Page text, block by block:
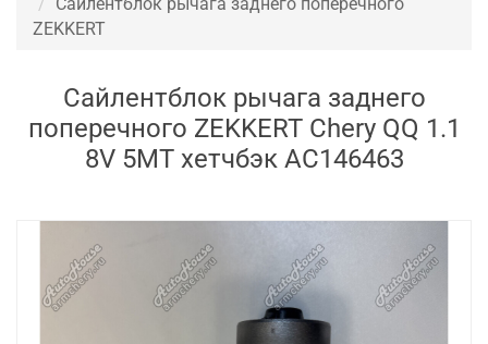
Сайлентблок рычага заднего поперечного
ZEKKERT
Сайлентблок рычага заднего
поперечного ZEKKERT Chery QQ 1.1
8V 5MT хетчбэк AC146463